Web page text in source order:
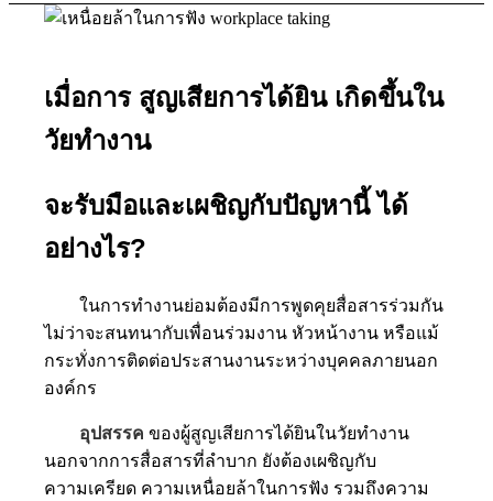
เมื่อการ สูญเสียการได้ยิน เกิดขึ้นใน
วัยทำงาน
จะรับมือและเผชิญกับปัญหานี้ ได้
อย่างไร?
ในการทำงานย่อมต้องมีการพูดคุยสื่อสารร่วมกัน
ไม่ว่าจะสนทนากับเพื่อนร่วมงาน หัวหน้างาน หรือแม้
กระทั่งการติดต่อประสานงานระหว่างบุคคลภายนอก
องค์กร
อุปสรรค ของผู้สูญเสียการได้ยินในวัยทำงาน
นอกจากการสื่อสารที่ลำบาก ยังต้องเผชิญกับ
ความเครียด ความเหนื่อยล้าในการฟัง รวมถึงความ